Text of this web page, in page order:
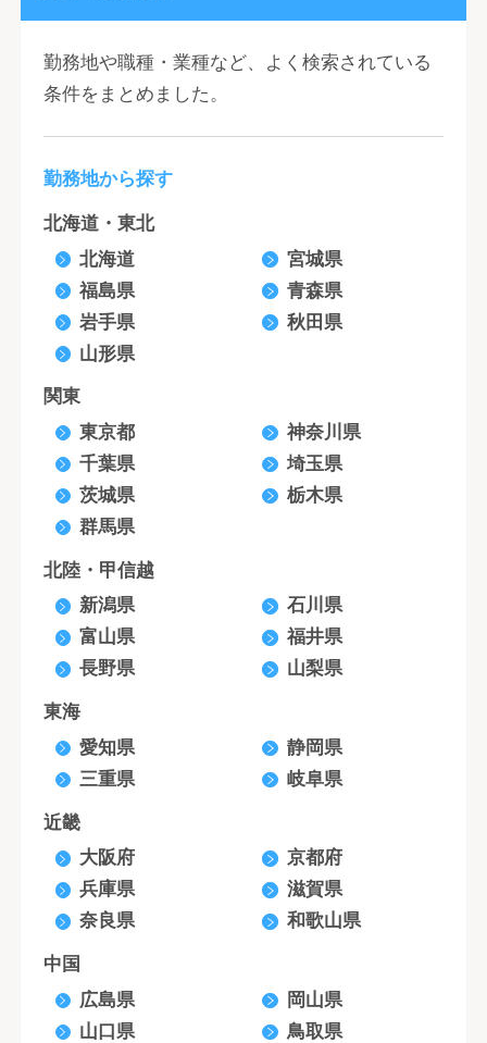
勤務地や職種・業種など、よく検索されている
条件をまとめました。
勤務地から探す
北海道・東北
北海道
宮城県
福島県
青森県
岩手県
秋田県
山形県
関東
東京都
神奈川県
千葉県
埼玉県
茨城県
栃木県
群馬県
北陸・甲信越
新潟県
石川県
富山県
福井県
長野県
山梨県
東海
愛知県
静岡県
三重県
岐阜県
近畿
大阪府
京都府
兵庫県
滋賀県
奈良県
和歌山県
中国
広島県
岡山県
山口県
鳥取県